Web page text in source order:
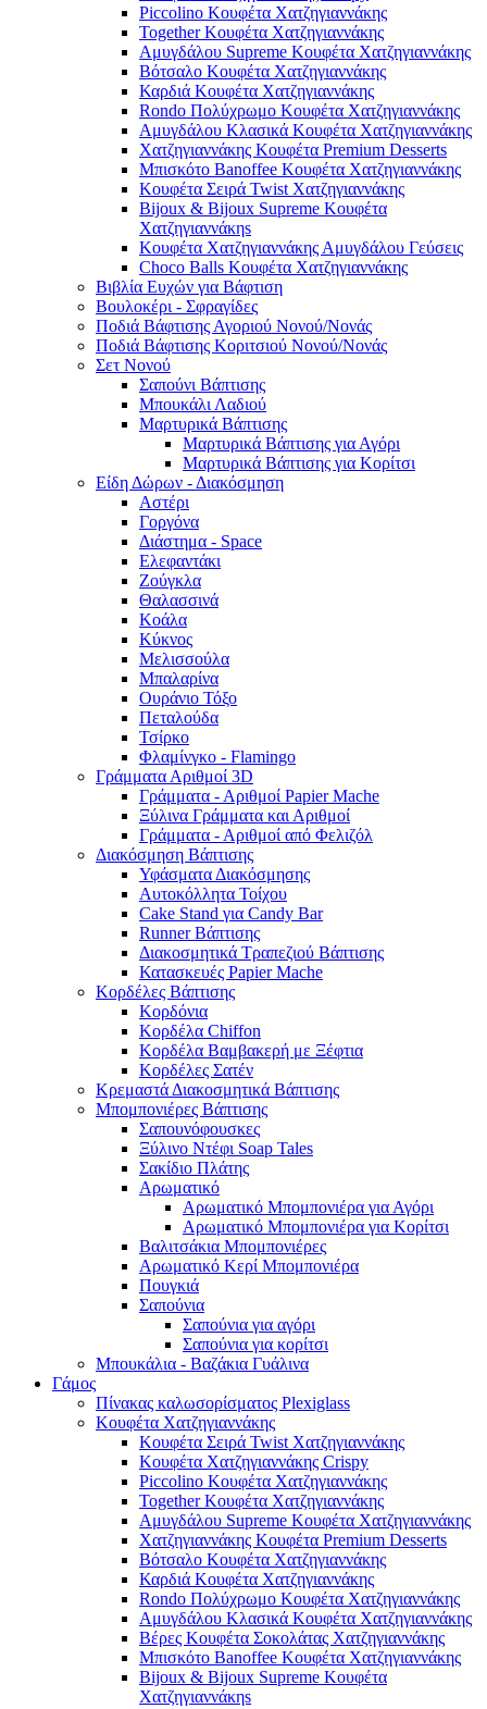
Piccolino Κουφέτα Χατζηγιαννάκης
Together Κουφέτα Χατζηγιαννάκης
Αμυγδάλου Supreme Κουφέτα Χατζηγιαννάκης
Βότσαλο Κουφέτα Χατζηγιαννάκης
Καρδιά Κουφέτα Χατζηγιαννάκης
Rondo Πολύχρωμο Κουφέτα Χατζηγιαννάκης
Αμυγδάλου Κλασικά Κουφέτα Χατζηγιαννάκης
Χατζηγιαννάκης Κουφέτα Premium Desserts
Μπισκότο Banoffee Κουφέτα Χατζηγιαννάκης
Κουφέτα Σειρά Twist Χατζηγιαννάκης
Bijoux & Bijoux Supreme Κουφέτα
Χατζηγιαννάκηs
Κουφέτα Χατζηγιαννάκης Αμυγδάλου Γεύσεις
Choco Balls Κουφέτα Χατζηγιαννάκης
Βιβλία Ευχών για Βάφτιση
Βουλοκέρι - Σφραγίδες
Ποδιά Βάφτισης Αγοριού Νονού/Νονάς
Ποδιά Βάφτισης Κοριτσιού Νονού/Νονάς
Σετ Νονού
Σαπούνι Βάπτισης
Μπουκάλι Λαδιού
Μαρτυρικά Βάπτισης
Μαρτυρικά Βάπτισης για Αγόρι
Μαρτυρικά Βάπτισης για Κορίτσι
Είδη Δώρων - Διακόσμηση
Αστέρι
Γοργόνα
Διάστημα - Space
Ελεφαντάκι
Ζούγκλα
Θαλασσινά
Κοάλα
Κύκνος
Μελισσούλα
Μπαλαρίνα
Ουράνιο Τόξο
Πεταλούδα
Τσίρκο
Φλαμίνγκο - Flamingo
Γράμματα Αριθμοί 3D
Γράμματα - Αριθμοί Papier Mache
Ξύλινα Γράμματα και Αριθμοί
Γράμματα - Αριθμοί από Φελιζόλ
Διακόσμηση Βάπτισης
Υφάσματα Διακόσμησης
Αυτοκόλλητα Τοίχου
Cake Stand για Candy Bar
Runner Βάπτισης
Διακοσμητικά Τραπεζιού Βάπτισης
Κατασκευές Papier Mache
Κορδέλες Βάπτισης
Κορδόνια
Κορδέλα Chiffon
Κορδέλα Βαμβακερή με Ξέφτια
Κορδέλες Σατέν
Κρεμαστά Διακοσμητικά Βάπτισης
Μπομπονιέρες Βάπτισης
Σαπουνόφουσκες
Ξύλινο Ντέφι Soap Tales
Σακίδιο Πλάτης
Αρωματικό
Αρωματικό Μπομπονιέρα για Αγόρι
Αρωματικό Μπομπονιέρα για Κορίτσι
Βαλιτσάκια Μπομπονιέρες
Αρωματικό Κερί Μπομπονιέρα
Πουγκιά
Σαπούνια
Σαπούνια για αγόρι
Σαπούνια για κορίτσι
Μπουκάλια - Βαζάκια Γυάλινα
Γάμος
Πίνακας καλωσορίσματος Plexiglass
Κουφέτα Χατζηγιαννάκης
Κουφέτα Σειρά Twist Χατζηγιαννάκης
Κουφέτα Χατζηγιαννάκης Crispy
Piccolino Κουφέτα Χατζηγιαννάκης
Together Κουφέτα Χατζηγιαννάκης
Αμυγδάλου Supreme Κουφέτα Χατζηγιαννάκης
Χατζηγιαννάκης Κουφέτα Premium Desserts
Βότσαλο Κουφέτα Χατζηγιαννάκης
Καρδιά Κουφέτα Χατζηγιαννάκης
Rondo Πολύχρωμο Κουφέτα Χατζηγιαννάκης
Αμυγδάλου Κλασικά Κουφέτα Χατζηγιαννάκης
Βέρες Κουφέτα Σοκολάτας Χατζηγιαννάκης
Μπισκότο Banoffee Κουφέτα Χατζηγιαννάκης
Bijoux & Bijoux Supreme Κουφέτα
Χατζηγιαννάκηs